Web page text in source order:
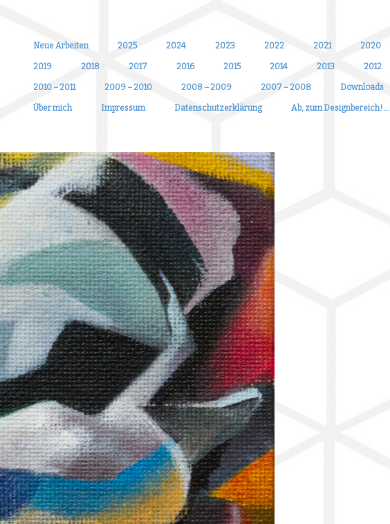
Neue Arbeiten 2025 2024 2023 2022 2021 2020
2019 2018 2017 2016 2015 2014 2013 2012
2010 – 2011 2009 – 2010 2008 – 2009 2007 – 2008 Downloads
Über mich Impressum Datenschutzerklärung Ab, zum Designbereich! …